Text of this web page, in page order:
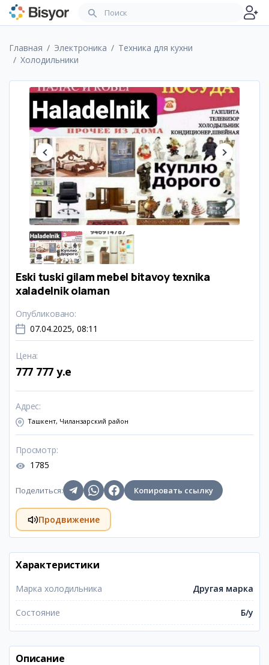
Главная Электроника
Техника для кухни
Холодильники
Eski tuski gilam mebel bitavoy texnika
xaladelnik olaman
Опубликовано:
07.04.2025, 08:11
Цена:
777 777 y.e
Адрес:
Ташкент, Чиланзарский район
Просмотр:
1785
Поделиться: Копировать ссылку
Продвижение
Характеристики
Марка холодильника Другая марка
Состояние Б/у
Описание